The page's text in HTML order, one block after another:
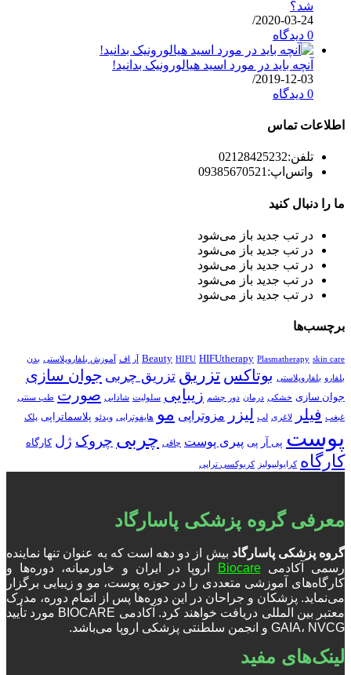
شد؟
2020-03-24
/
0 دیدگاه
آنچه باید در مورد اسید هیالورونیک بدانید!
2019-12-03
/
0 دیدگاه
اطلاعات تماس
تلفن:02128425232
واتس‌اپ:09385670521
ما را دنبال کنید
در تب جدید باز می‌شود
در تب جدید باز می‌شود
در تب جدید باز می‌شود
در تب جدید باز می‌شود
در تب جدید باز می‌شود
برچسب‌ها
Beauty HIFU HIFUtherapy Plasmatherapy skin care آر اف آموزش بلفاروپلاستی بدن
بلفارو بلفاروپلاستی بوتاکس تزریق تزریق چربی جوان سازی
جوان سازی خشکی درمان دور چشم زیبایی سلولیت شادابی صورت طب سنتی
غبغب فیلر لاغری لب لیزر مزوتراپی مو هایفوتراپی ویدئو پلاسماتراپی پلک
پوست پی آر پی پیری پوست چاقی چربی چروک ژل کارگاه
کارگاه کرایولیپولیز کربوکسی تراپی
معرفی گروه پزشکی پاسارگاد
گروه پزشکی پاسارگاد بیش از دو دهه است که به عنوان تنها نماینده
رسمی آکادمیBiocare
اروپا در ایران و خاورمیانه، دوره‌ها و
کارگاه‌های آموزشی متعددی را در حوزه پوست، مو و زیبایی برگزار
می‌نماید. پزشکان و جراحان در این دوره‌ها پس از اتمام دوره، مدرک
معتبر بین المللی دریافت خواهند کرد. آکادمی BIOCARE مورد تأیید
GAIA، NVCG و انجمن سلطنتی پزشکی اروپا می‌باشد.
لینک‌های مفید